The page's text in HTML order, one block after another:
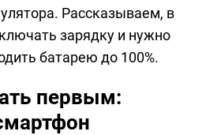
Рассказываем, в
зарядку и нужно
батарею до 100%.
первым: